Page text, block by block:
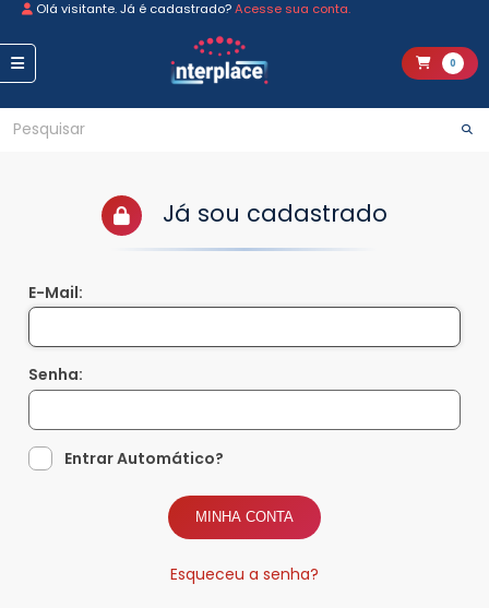
Olá visitante. Já é cadastrado?Acesse sua conta.
0
Já sou cadastrado
E-Mail:
Senha:
Entrar Automático?
MINHA CONTA
Esqueceu a senha?